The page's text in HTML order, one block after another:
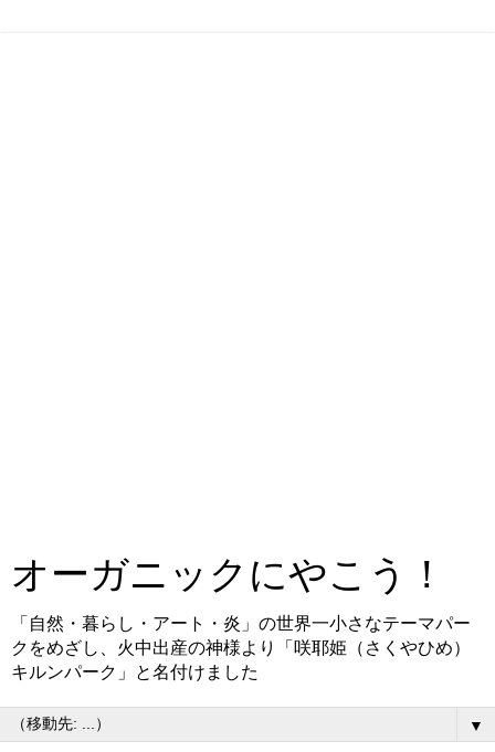
オーガニックにやこう！
「自然・暮らし・アート・炎」の世界一小さなテーマパー
クをめざし、火中出産の神様より「咲耶姫（さくやひめ）
キルンパーク」と名付けました
▼